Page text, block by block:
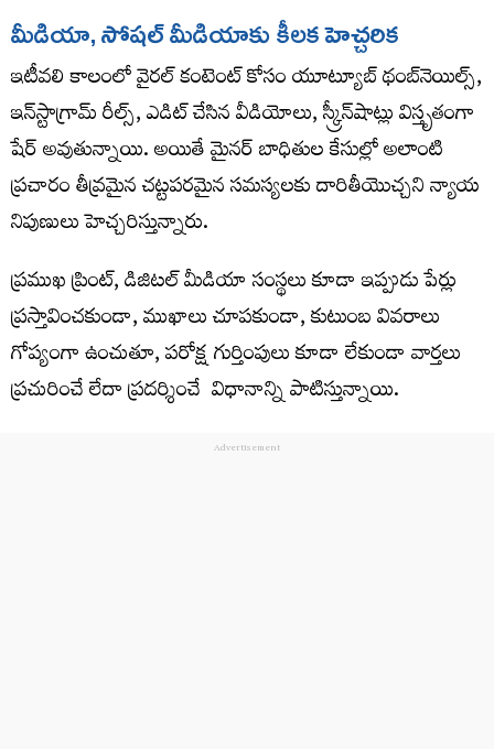
మీడియా, సోషల్మీడియాకు కీలక హెచ్చరిక
ఇటీవలి కాలంలో వైరల్ కంటెంట్ కోసం యూట్యూబ్ థంబ్‌నెయిల్స్,
ఇన్‌స్టాగ్రామ్ రీల్స్, ఎడిట్ చేసిన వీడియోలు, స్క్రీన్‌షాట్లు విస్తృతంగా
షేర్ అవుతున్నాయి. అయితే మైనర్ బాధితుల కేసుల్లో అలాంటి
ప్రచారం తీవ్రమైన చట్టపరమైన సమస్యలకు దారితీయొచ్చని న్యాయ
నిపుణులు హెచ్చరిస్తున్నారు.
ప్రముఖ ప్రింట్​, డిజిటల్​ మీడియా సంస్థలు కూడా ఇప్పుడు పేర్లు
ప్రస్తావించకుండా, ముఖాలు చూపకుండా, కుటుంబ వివరాలు
గోప్యంగా ఉంచుతూ, పరోక్ష గుర్తింపులు కూడా లేకుండా వార్తలు
ప్రచురించే లేదా ప్రదర్శించే విధానాన్ని పాటిస్తున్నాయి.